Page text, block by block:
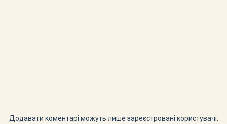
Додавати коментарі можуть лише зареєстровані користувачі.